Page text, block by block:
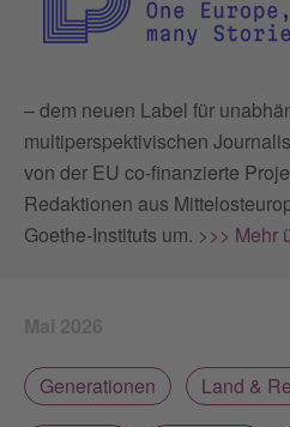
– dem neuen Label für
multiperspektivischen
von der EU co-finanzierte
Redaktionen aus
Goethe-Instituts um. >>> Mehr
Mai 2026
Generationen Land &